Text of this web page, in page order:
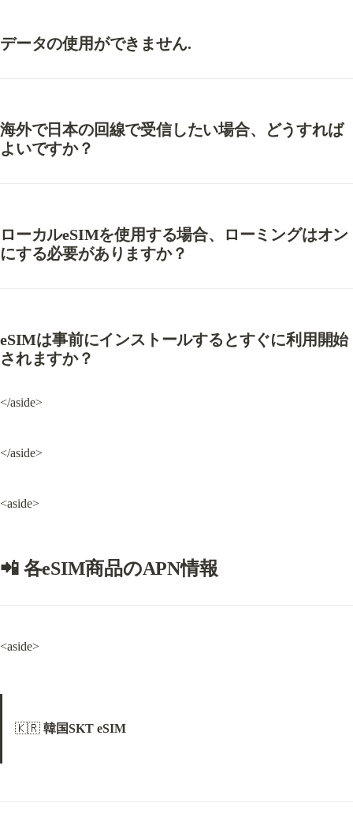
データの使用ができません.
海外で日本の回線で受信したい場合、どうすれば
よいですか？
ローカルeSIMを使用する場合、ローミングはオン
にする必要がありますか？
eSIMは事前にインストールするとすぐに利用開始
されますか？
</aside>
</aside>
<aside>
📲 各eSIM商品のAPN情報
<aside>
🇰🇷 韓国SKT eSIM